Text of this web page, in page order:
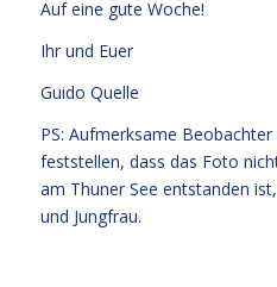
Auf eine gute Woche!
Ihr und Euer
Guido Quelle
PS: Aufmerksame
feststellen, dass das Foto
am Thuner See entstanden
und Jungfrau.